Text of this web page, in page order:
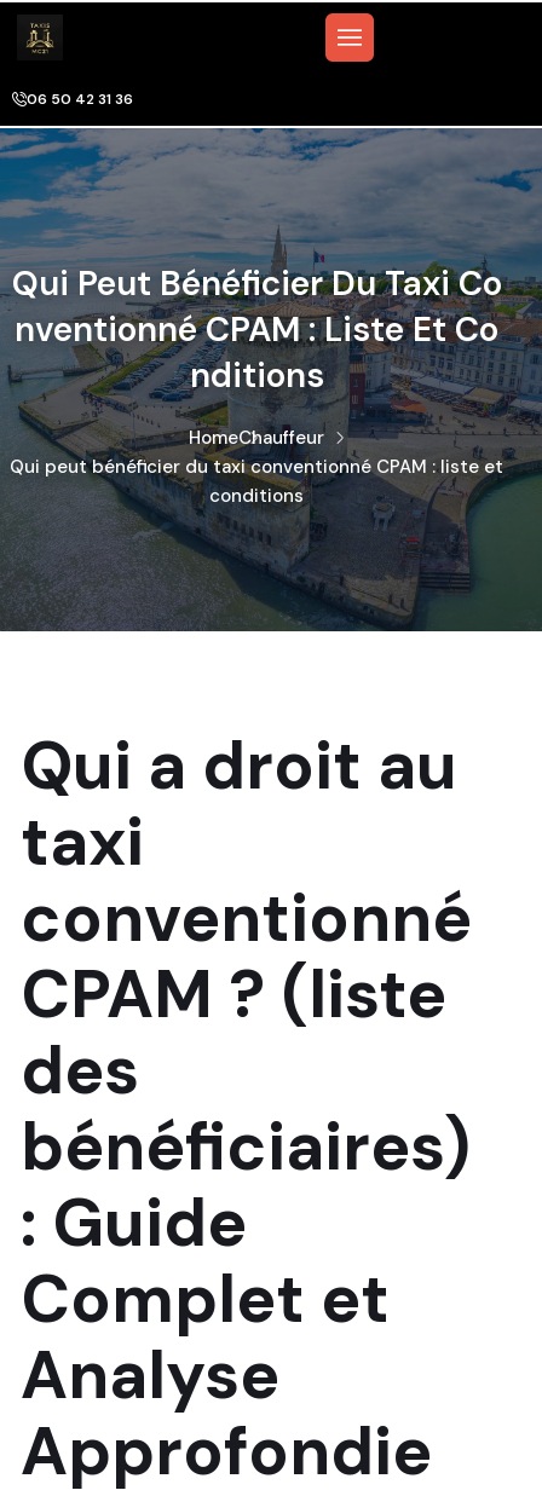
06 50 42 31 36
Qui Peut Bénéficier Du Taxi Co
Nventionné CPAM : Liste Et Co
Nditions
HomeChauffeur
Qui peut bénéficier du taxi conventionné CPAM : liste et
conditions
Qui a droit au
taxi
conventionné
CPAM ? (liste
des
bénéficiaires)
: Guide
Complet et
Analyse
Approfondie